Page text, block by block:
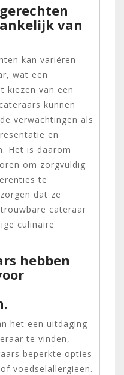
van
kan variëren
wat een
kiezen van een
kunnen
verwachtingen als
en
Het is daarom
om zorgvuldig
te
dat ze
cateraar
culinaire
hebben
het een uitdaging
te vinden,
beperkte opties
voedselallergieën.